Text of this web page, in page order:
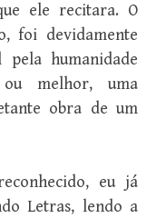
ele recitara. O
foi devidamente
pela humanidade
melhor, uma
obra de um
eu já
Letras, lendo a